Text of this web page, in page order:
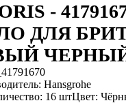
-
ДЛЯ
Hansgrohe
16 штЦвет: